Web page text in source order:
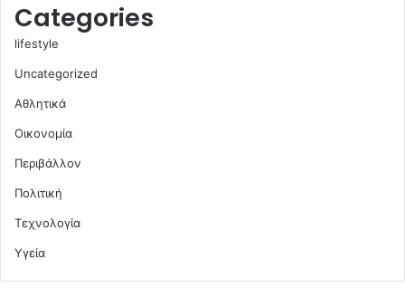
Categories
lifestyle
Uncategorized
Αθλητικά
Οικονομία
Περιβάλλον
Πολιτική
Τεχνολογία
Υγεία